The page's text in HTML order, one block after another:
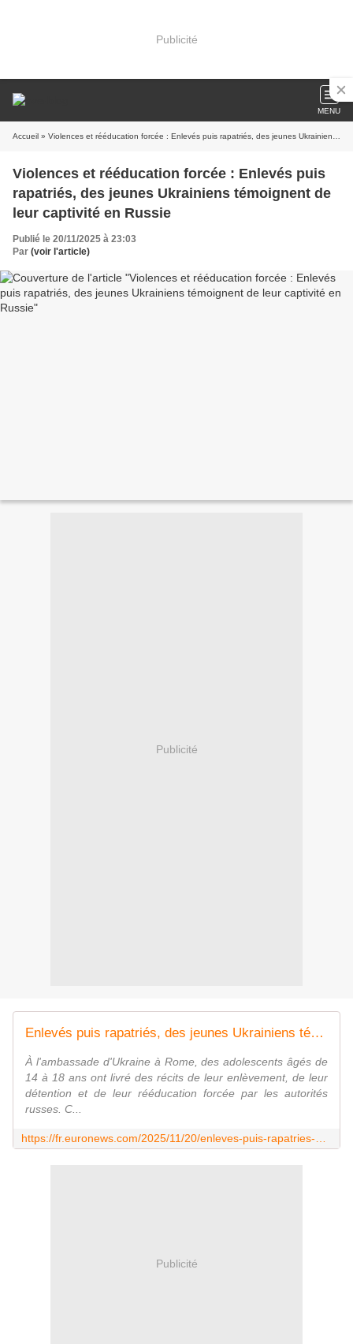
Publicité
MENU
Accueil » Violences et rééducation forcée : Enlevés puis rapatriés, des jeunes Ukrainiens témoignent de leur captivité en Russie
Violences et rééducation forcée : Enlevés puis
rapatriés, des jeunes Ukrainiens témoignent de
leur captivité en Russie
Publié le 20/11/2025 à 23:03
Par (voir l'article)
Publicité
Enlevés puis rapatriés, des jeunes Ukrainiens témoignent de leur captivité en Russie
À l'ambassade d'Ukraine à Rome, des adolescents âgés de
14 à 18 ans ont livré des récits de leur enlèvement, de leur
détention et de leur rééducation forcée par les autorités
russes. C...
Publicité